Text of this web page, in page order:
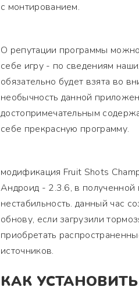
с монтированием.
О репутации программы
себе игру - по сведениям
обязательно будет взята во
необычность данной
достопримечательным
себе прекрасную программу.
модификация Fruit Shots
Андроид - 2.3.6, в
нестабильность. данный час
обнову, если загрузили
приобретать
источников.
КАК